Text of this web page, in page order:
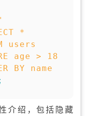
*
users
age > 18
BY name
介绍，包括隐藏